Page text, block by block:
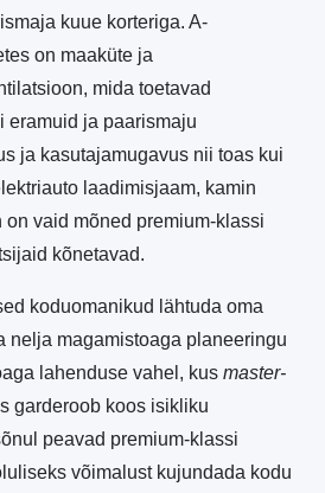
kuue korteriga. A-
on maaküte ja
mida toetavad
eramuid ja paarismaju
ja kasutajamugavus nii toas kui
laadimisjaam, kamin
vaid mõned premium-klassi
kõnetavad.
koduomanikud lähtuda oma
nelja magamistoaga planeeringu
lahenduse vahel, kus master-
garderoob koos isikliku
peavad premium-klassi
võimalust kujundada kodu